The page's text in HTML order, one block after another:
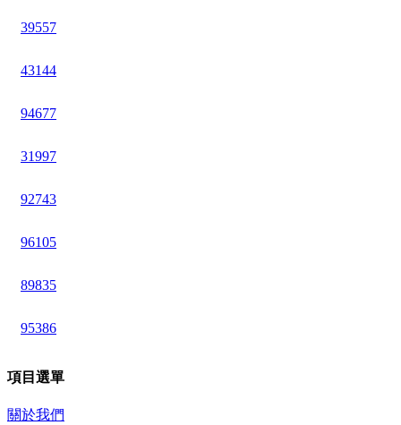
39557
43144
94677
31997
92743
96105
89835
95386
項目選單
關於我們